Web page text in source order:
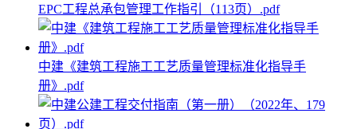
EPC工程总承包管理工作指引（113页）.pdf
中建《建筑工程施工工艺质量管理标准化指导手
册》.pdf